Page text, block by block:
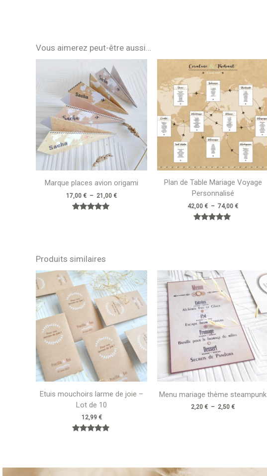
Vous aimerez peut-être aussi…
Marque places avion origami
17,00 € – 21,00 €
de
prix :
17,00 €
à
21,00 €
Plan de Table Mariage Voyage
Personnalisé
42,00 € – 74,00 €
42,00 €
à
74,00 €
Produits similaires
Etuis mouchoirs larme de joie –
Lot de 10
12,99 €
Menu mariage thème steampunk
2,20 € – 2,50 €
Plage
prix :
2,20 €
à
2,50 €